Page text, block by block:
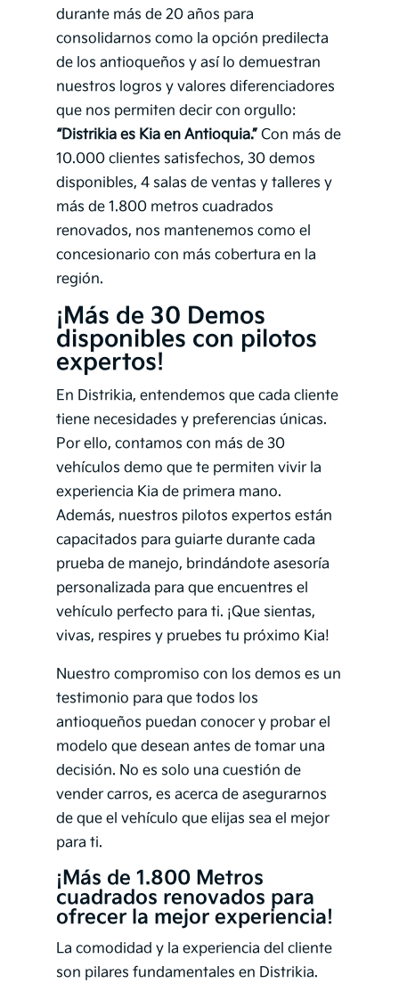
durante más de 20 años para
consolidarnos como la opción predilecta
de los antioqueños y así lo demuestran
nuestros logros y valores diferenciadores
que nos permiten decir con orgullo:
“Distrikia es Kia en Antioquia.”Con más de
10.000 clientes satisfechos, 30 demos
disponibles, 4 salas de ventas y talleres y
más de 1.800 metros cuadrados
renovados, nos mantenemos como el
concesionario con más cobertura en la
región.
¡Más de 30 Demos
disponibles con pilotos
expertos!
En Distrikia, entendemos que cada cliente
tiene necesidades y preferencias únicas.
Por ello, contamos con más de 30
vehículos demo que te permiten vivir la
experiencia Kia de primera mano.
Además, nuestros pilotos expertos están
capacitados para guiarte durante cada
prueba de manejo, brindándote asesoría
personalizada para que encuentres el
vehículo perfecto para ti. ¡Que sientas,
vivas, respires y pruebes tu próximo Kia!
Nuestro compromiso con los demos es un
testimonio para que todos los
antioqueños puedan conocer y probar el
modelo que desean antes de tomar una
decisión. No es solo una cuestión de
vender carros, es acerca de asegurarnos
de que el vehículo que elijas sea el mejor
para ti.
¡Más de 1.800 Metros
cuadrados renovados para
ofrecer la mejor experiencia!
La comodidad y la experiencia del cliente
son pilares fundamentales en Distrikia.